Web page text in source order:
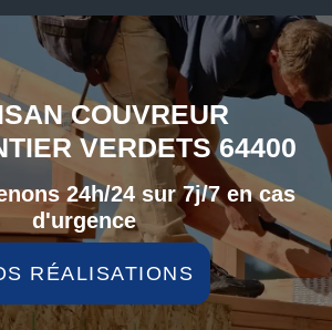
COUVREUR
VERDETS 64400
24h/24 sur 7j/7 en cas
d'urgence
RÉALISATIONS